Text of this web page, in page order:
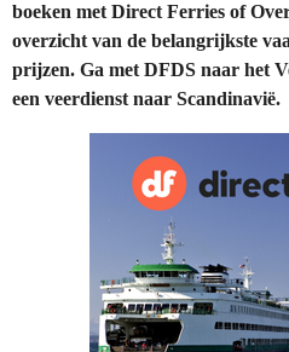
boeken met Direct Ferries of
overzicht van de belangrijkste
prijzen. Ga met DFDS naar het
een veerdienst naar Scandinavië.